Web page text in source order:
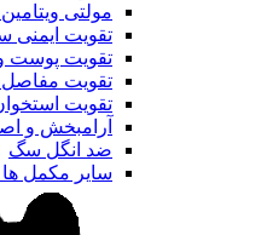
مولتی
تقویت ایمنی
تقویت پوست
تقویت
تقویت
آرامبخش و
ضد انگل سگ
سایر مکمل